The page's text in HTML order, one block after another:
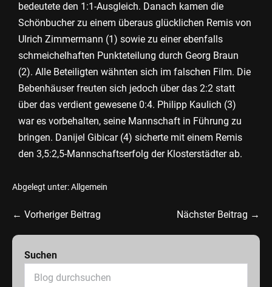
bedeutete den 1:1-Ausgleich. Danach kamen die
Schönbucher zu einem überaus glücklichen Remis von
Ulrich Zimmermann (1) sowie zu einer ebenfalls
schmeichelhaften Punkteteilung durch Georg Braun
(2). Alle Beteiligten wähnten sich im falschen Film. Die
Bebenhäuser freuten sich jedoch über das 2:2 statt
über das verdient gewesene 0:4. Philipp Kaulich (3)
war es vorbehalten, seine Mannschaft in Führung zu
bringen. Danijel Gibicar (4) sicherte mit einem Remis
den 3,5:2,5-Mannschaftserfolg der Klosterstädter ab.
Abgelegt unter:Allgemein
← Vorheriger Beitrag Nächster Beitrag →
Suchen